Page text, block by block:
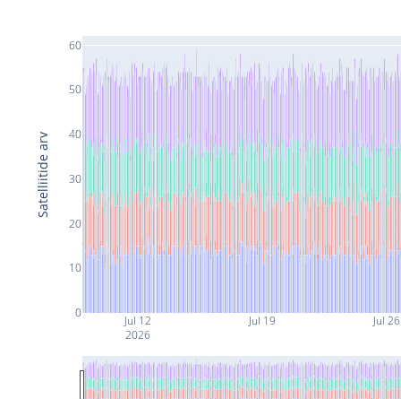
Jul 12
2026
Jul 19 Jul 26
0
10
20
30
40
50
60
Satelliitide arv